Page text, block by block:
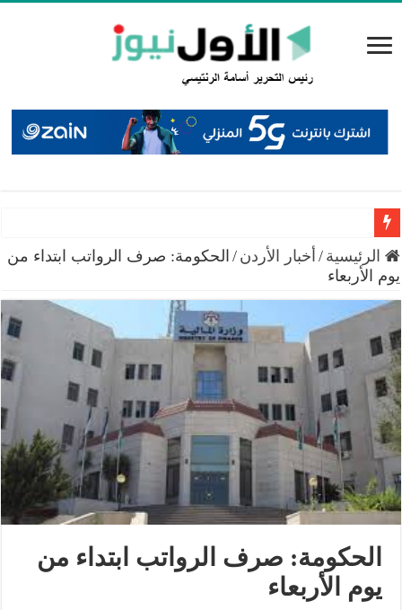
سميرات: افتتاح “منصة الشمال” يجسد التزام الوزارة
الرئيسية / أخبار الأردن / الحكومة: صرف الرواتب ابتداء من
يوم الأربعاء
الحكومة: صرف الرواتب ابتداء من
يوم الأربعاء